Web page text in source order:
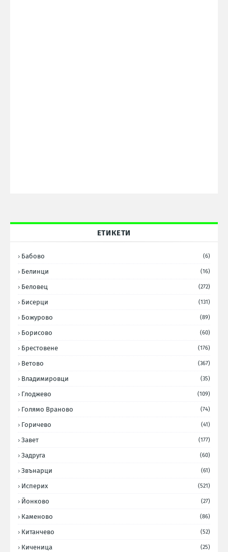
ЕТИКЕТИ
Бабово (6)
Белинци (16)
Беловец (272)
Бисерци (131)
Божурово (89)
Борисово (60)
Брестовене (176)
Ветово (367)
Владимировци (35)
Глоджево (109)
Голямо Враново (74)
Горичево (41)
Завет (177)
Задруга (60)
Звънарци (61)
Исперих (521)
Йонково (27)
Каменово (86)
Китанчево (52)
Киченица (25)